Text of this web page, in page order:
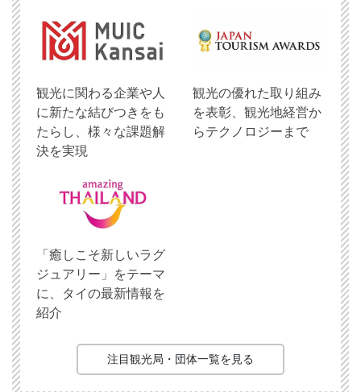
観光に関わる企業や人
に新たな結びつきをも
たらし、様々な課題解
決を実現
観光の優れた取り組み
を表彰、観光地経営か
らテクノロジーまで
「癒しこそ新しいラグ
ジュアリー」をテーマ
に、タイの最新情報を
紹介
注目観光局・団体一覧を見る